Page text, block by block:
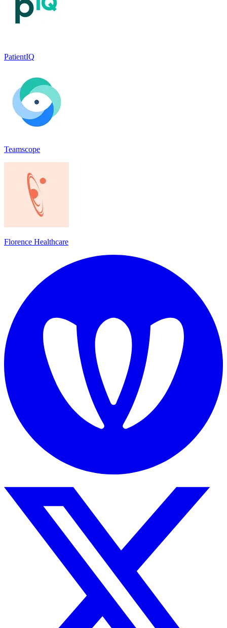
PatientIQ
Teamscope
Florence Healthcare